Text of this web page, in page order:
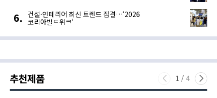
건설·인테리어 최신 트렌드 집결…‘2026
코리아빌드위크’
추천제품 1 / 4